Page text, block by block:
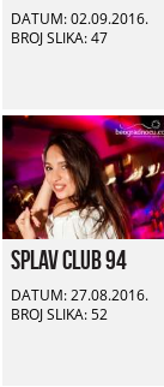
DATUM: 02.09.2016.
BROJ SLIKA: 47
Splav Club 94
DATUM: 27.08.2016.
BROJ SLIKA: 52